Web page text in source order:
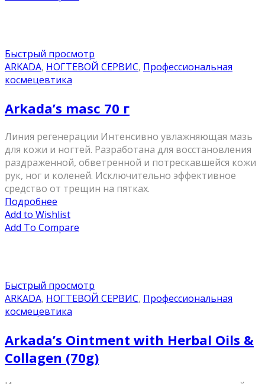
Быстрый просмотр
ARKADA, НОГТЕВОЙ СЕРВИС, Профессиональная
космецевтика
Arkada’s masc 70 г
Линия регенерации Интенсивно увлажняющая мазь
для кожи и ногтей. Разработана для восстановления
раздраженной, обветренной и потрескавшейся кожи
рук, ног и коленей. Исключительно эффективное
средство от трещин на пятках.
Подробнее
Add to Wishlist
Add To Compare
Быстрый просмотр
ARKADA, НОГТЕВОЙ СЕРВИС, Профессиональная
космецевтика
Arkada’s Ointment with Herbal Oils &
Collagen (70g)